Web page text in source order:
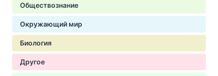
Обществознание
Окружающий мир
Биология
Другое